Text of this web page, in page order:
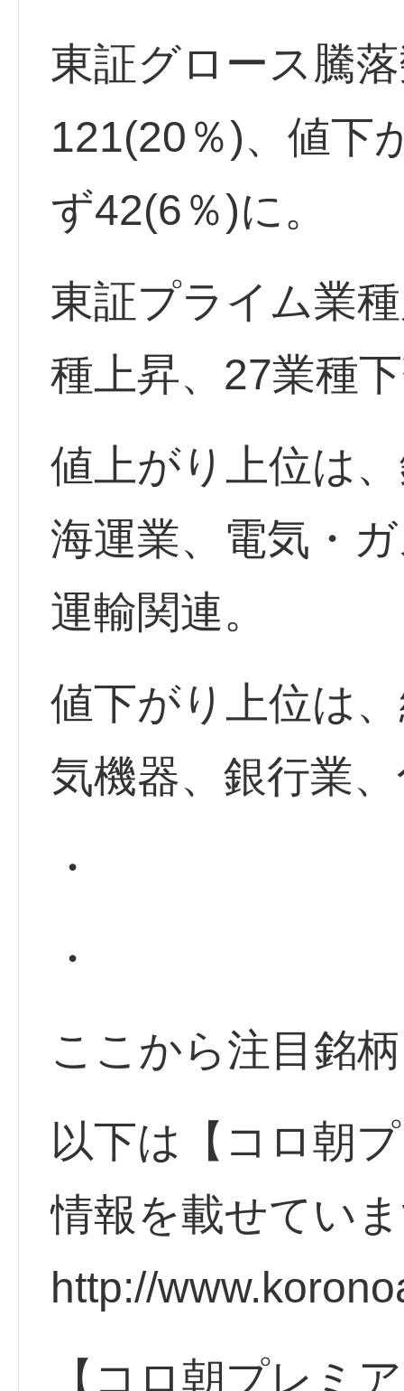
東証グロース騰
121(20％)、値下
ず42(6％)に。
東証プライム業
種上昇、27業種
値上がり上位は
海運業、電気・
運輸関連。
値下がり上位は
気機器、銀行業
・
・
ここから注目銘柄
以下は【コロ朝
情報を載せてい
http://
【コロ朝プレミ